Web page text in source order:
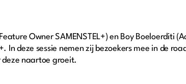
Owner SAMENSTEL+) en Boy Boeloerditi
In deze sessie nemen zij bezoekers mee in de
naartoe groeit.